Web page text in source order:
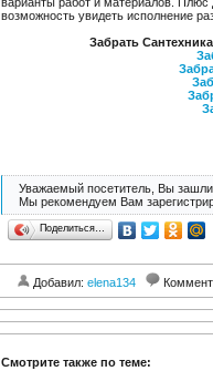
возможность увидеть исполнение
Забрать
Уважаемый посетитель, Вы зашли
Мы рекомендуем Вам
Поделиться…
Добавил: elena134
Смотрите также по теме: